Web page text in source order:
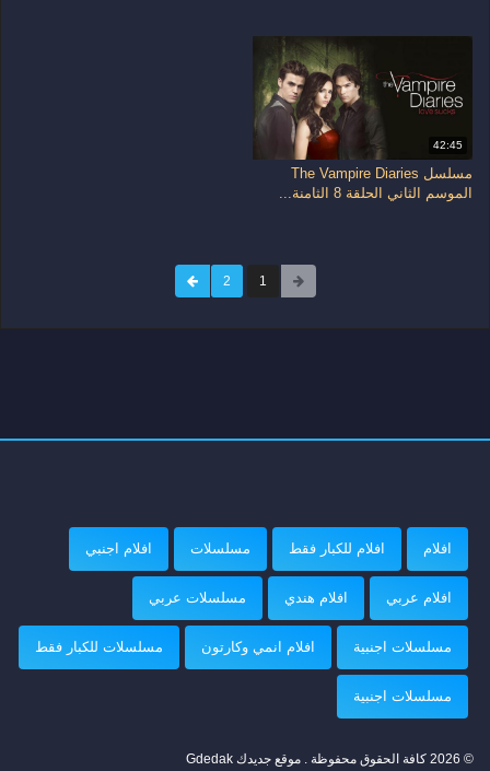
42:45
مسلسل The Vampire Diaries
الموسم الثاني الحلقة 8 الثامنة...
1
2
افلام افلام للكبار فقط مسلسلات افلام اجنبي
افلام عربي افلام هندي مسلسلات عربي
مسلسلات اجنبية افلام انمي وكارتون مسلسلات للكبار فقط
مسلسلات اجنبية
© 2026 كافة الحقوق محفوظة . موقع جديدك Gdedak